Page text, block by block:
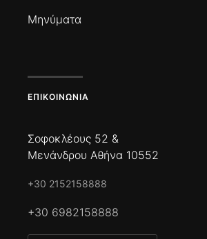
Μηνύματα
ΕΠΙΚΟΙΝΩΝΊΑ
Σοφοκλέους 52 &
Μενάνδρου Αθήνα 10552
+30 2152158888
+30 6982158888